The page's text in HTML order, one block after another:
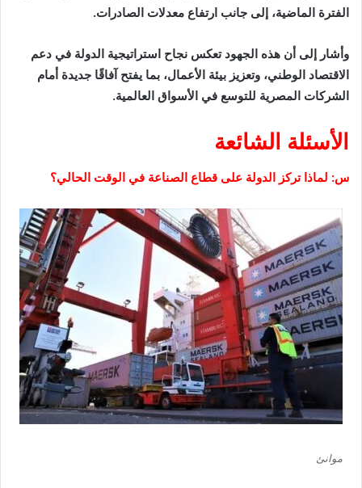
الفترة الماضية، إلى جانب ارتفاع معدلات الصادرات.
وأشار إلى أن هذه الجهود تعكس نجاح استراتيجية الدولة في دعم
الاقتصاد الوطني، وتعزيز بيئة الأعمال، بما يفتح آفاقًا جديدة أمام
الشركات المصرية للتوسع في الأسواق العالمية.
الأسئلة الشائعة
س: لماذا تركز الدولة على قطاع الصناعة في الوقت الحالي؟
موانئ